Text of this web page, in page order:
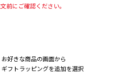
前にご確認ください。
お好きな商品の画面から
ギフトラッピングを追加を選択